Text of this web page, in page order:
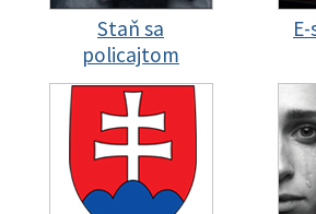
Staň sa
policajtom